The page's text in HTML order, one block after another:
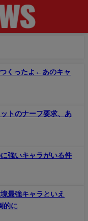
くったよ←あのキャ
トのナーフ要求、あ
強いキャラがいる件
最強キャラといえ
的に